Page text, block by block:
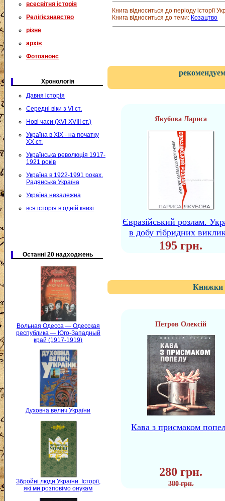
всесвітня історія
Релігієзнавство
різне
архів
Фотоанонс
Хронологія
Давня історія
Середні віки з VI ст.
Нові часи (XVI-XVIII ст.)
Україна в XIX - на початку
XX ст.
Українська революція 1917-
1921 років
Україна в 1922-1991 роках.
Радянська Україна
Україна незалежна
вся історія в одній книзі
Останні 20 надходжень
Вольная Одесса — Одесская
республика — Юго-Западный
край (1917-1919)
Духовна велич України
Збройні люди України. Історії,
які ми розповімо онукам
Книга відноситься до періоду історії
Книга відноситься до теми: Козацтво
Якубова Лариса
Євразійський розлам.
в добу гібридних
195 грн.
Книжки
Петров Олексій
Кава з присмаком
280 грн.
380 грн.